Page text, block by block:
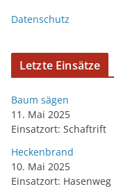
Datenschutz
Letzte Einsätze
Baum sägen
11. Mai 2025
Einsatzort: Schaftrift
Heckenbrand
10. Mai 2025
Einsatzort: Hasenweg